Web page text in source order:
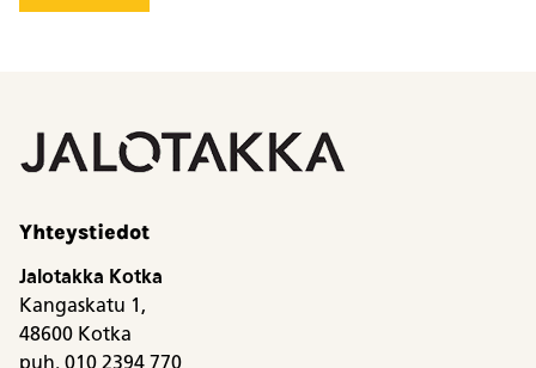
Yhteystiedot
Jalotakka Kotka
Kangaskatu 1,
48600 Kotka
puh. 010 2394 770